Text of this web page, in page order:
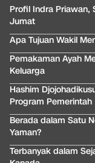
Profil Indra Priawan,
Jumat
Apa Tujuan Wakil
Pemakaman Ayah
Keluarga
Hashim
Program Pemerintah
Berada dalam Satu
Yaman?
Terbanyak dalam